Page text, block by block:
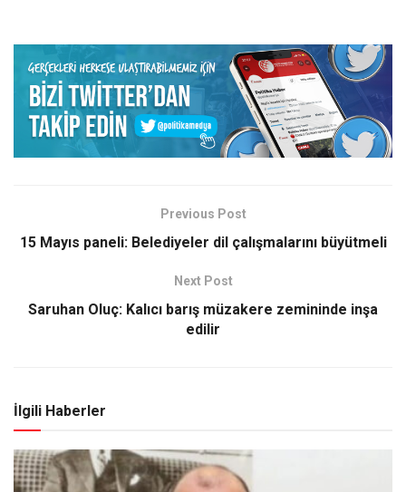
Previous Post
15 Mayıs paneli: Belediyeler dil çalışmalarını büyütmeli
Next Post
Saruhan Oluç: Kalıcı barış müzakere zemininde inşa
edilir
İlgili Haberler